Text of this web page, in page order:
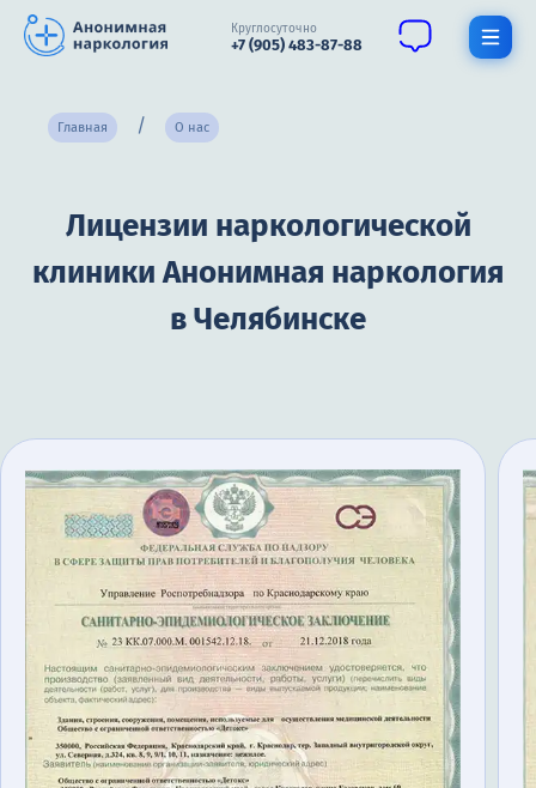
Круглосуточно
+7 (905) 483-87-88
Наркомания
Алкоголизм
Психиатрия
Цены
Терапия
Контакты
Круглосуточно, анонимно
+7 (905) 483-87-88
Главная О нас
Лицензии наркологической
клиники Анонимная наркология
в Челябинске